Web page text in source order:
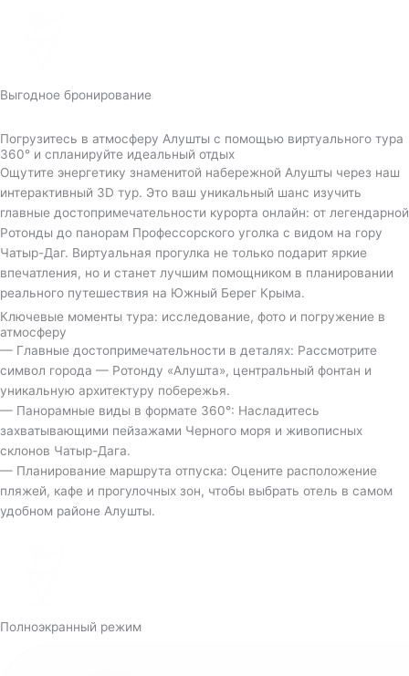
Выгодное бронирование
Погрузитесь в атмосферу Алушты с помощью виртуального тура
360° и спланируйте идеальный отдых
Ощутите энергетику знаменитой набережной Алушты через наш
интерактивный 3D тур. Это ваш уникальный шанс изучить
главные достопримечательности курорта онлайн: от легендарной
Ротонды до панорам Профессорского уголка с видом на гору
Чатыр-Даг. Виртуальная прогулка не только подарит яркие
впечатления, но и станет лучшим помощником в планировании
реального путешествия на Южный Берег Крыма.
Ключевые моменты тура: исследование, фото и погружение в
атмосферу
— Главные достопримечательности в деталях: Рассмотрите
символ города — Ротонду «Алушта», центральный фонтан и
уникальную архитектуру побережья.
— Панорамные виды в формате 360°: Насладитесь
захватывающими пейзажами Черного моря и живописных
склонов Чатыр-Дага.
— Планирование маршрута отпуска: Оцените расположение
пляжей, кафе и прогулочных зон, чтобы выбрать отель в самом
удобном районе Алушты.
Полноэкранный режим